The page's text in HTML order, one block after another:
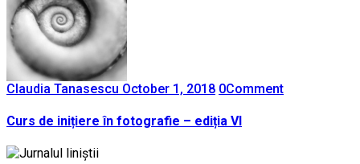
Claudia Tanasescu October 1, 2018 0Comment
Curs de inițiere în fotografie – ediția VI